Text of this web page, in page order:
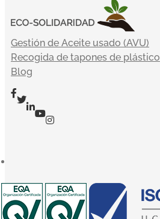
Gestión de Aceite usado (AVU)
Recogida de tapones de plástico
Blog